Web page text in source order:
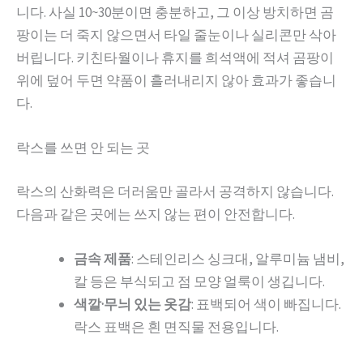
니다. 사실 10~30분이면 충분하고, 그 이상 방치하면 곰
팡이는 더 죽지 않으면서 타일 줄눈이나 실리콘만 삭아
버립니다. 키친타월이나 휴지를 희석액에 적셔 곰팡이
위에 덮어 두면 약품이 흘러내리지 않아 효과가 좋습니
다.
락스를 쓰면 안 되는 곳
락스의 산화력은 더러움만 골라서 공격하지 않습니다.
다음과 같은 곳에는 쓰지 않는 편이 안전합니다.
금속 제품: 스테인리스 싱크대, 알루미늄 냄비,
칼 등은 부식되고 점 모양 얼룩이 생깁니다.
색깔·무늬 있는 옷감: 표백되어 색이 빠집니다.
락스 표백은 흰 면직물 전용입니다.